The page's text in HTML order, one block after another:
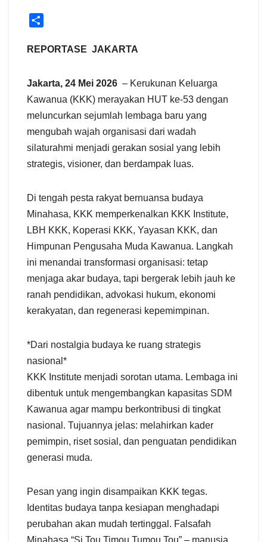
a
REPORTASE JAKARTA
Jakarta, 24 Mei 2026 – Kerukunan Keluarga
Kawanua (KKK) merayakan HUT ke-53 dengan
meluncurkan sejumlah lembaga baru yang
mengubah wajah organisasi dari wadah
silaturahmi menjadi gerakan sosial yang lebih
strategis, visioner, dan berdampak luas.
Di tengah pesta rakyat bernuansa budaya
Minahasa, KKK memperkenalkan KKK Institute,
LBH KKK, Koperasi KKK, Yayasan KKK, dan
Himpunan Pengusaha Muda Kawanua. Langkah
ini menandai transformasi organisasi: tetap
menjaga akar budaya, tapi bergerak lebih jauh ke
ranah pendidikan, advokasi hukum, ekonomi
kerakyatan, dan regenerasi kepemimpinan.
*Dari nostalgia budaya ke ruang strategis
nasional*
KKK Institute menjadi sorotan utama. Lembaga ini
dibentuk untuk mengembangkan kapasitas SDM
Kawanua agar mampu berkontribusi di tingkat
nasional. Tujuannya jelas: melahirkan kader
pemimpin, riset sosial, dan penguatan pendidikan
generasi muda.
Pesan yang ingin disampaikan KKK tegas.
Identitas budaya tanpa kesiapan menghadapi
perubahan akan mudah tertinggal. Falsafah
Minahasa “Si Tou Timou Tumou Tou” – manusia